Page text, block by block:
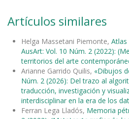
Artículos similares
Helga Massetani Piemonte, Atlas
AusArt: Vol. 10 Núm. 2 (2022):
territorios del arte
Arianne Garrido Quilis, «Dibujos
Núm. 2 (2026): Del trazo al
traducción, investigación y
interdisciplinar en la era de los
Ferran Lega Lladós, Memoria